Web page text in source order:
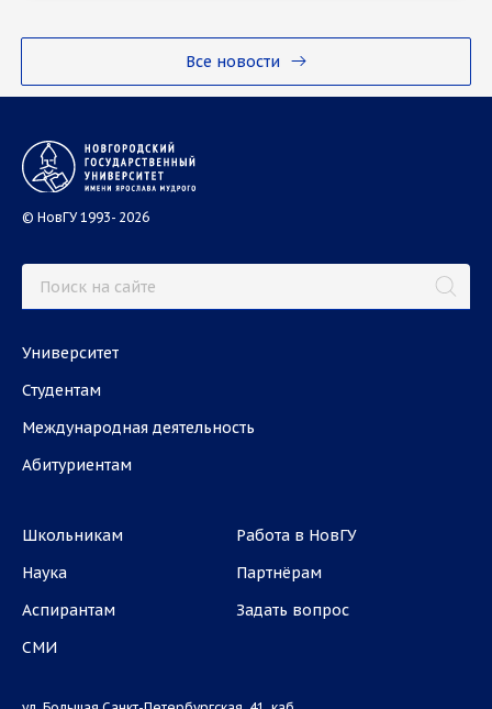
Все новости
© НовГУ 1993- 2026
Университет
Студентам
Международная деятельность
Абитуриентам
Школьникам
Наука
Аспирантам
СМИ
Работа в НовГУ
Партнёрам
Задать вопрос